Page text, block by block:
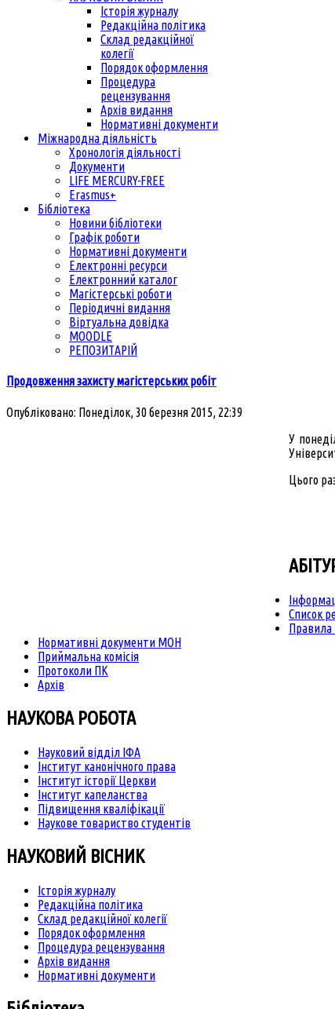
Історія журналу
Редакційна політика
Склад редакційної
колегії
Порядок оформлення
Процедура
рецензування
Архів видання
Нормативні документи
Міжнародна діяльність
Хронологія діяльності
Документи
LIFE MERCURY-FREE
Erasmus+
Бібліотека
Новини бібліотеки
Графік роботи
Нормативні документи
Електронні ресурси
Електронний каталог
Магістерські роботи
Періодичні видання
Віртуальна довідка
MOODLE
РЕПОЗИТАРІЙ
Продовження захисту магістерських робіт
Опубліковано: Понеділок, 30 березня 2015, 22:39
У
Цього
Список
Правила
Нормативні документи МОН
Приймальна комісія
Протоколи ПК
Архів
НАУКОВА РОБОТА
Науковий відділ ІФА
Інститут канонічного права
Інститут історії Церкви
Інститут капеланства
Підвищення кваліфікації
Наукове товариство студентів
НАУКОВИЙ ВІСНИК
Історія журналу
Редакційна політика
Склад редакційної колегії
Порядок оформлення
Процедура рецензування
Архів видання
Нормативні документи